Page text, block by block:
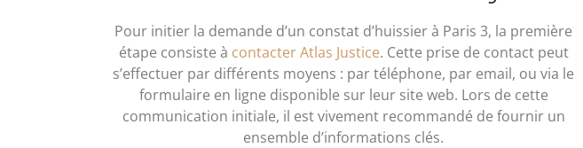
Pour initier la demande d’un constat d’huissier à Paris 3, la première
étape consiste à contacter Atlas Justice. Cette prise de contact peut
s’effectuer par différents moyens : par téléphone, par email, ou via le
formulaire en ligne disponible sur leur site web. Lors de cette
communication initiale, il est vivement recommandé de fournir un
ensemble d’informations clés.